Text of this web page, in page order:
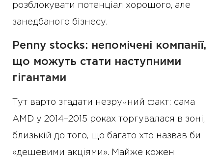
розблокувати потенціал хорошого, але
занедбаного бізнесу.
Penny stocks: непомічені компанії,
що можуть стати наступними
гігантами
Тут варто згадати незручний факт: сама
AMD у 2014–2015 роках торгувалася в зоні,
близькій до того, що багато хто назвав би
«дешевими акціями». Майже кожен